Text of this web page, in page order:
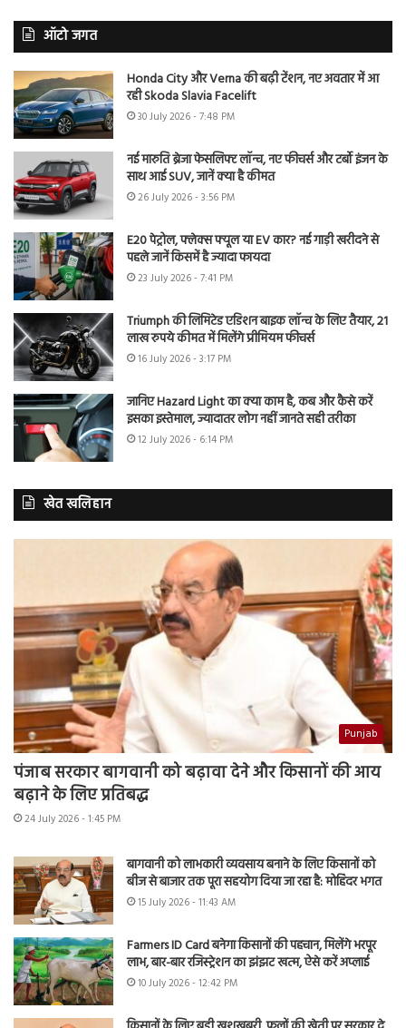
ऑटो जगत
Honda City और Verna की बढ़ी टेंशन, नए अवतार में आ
रही Skoda Slavia Facelift
30 July 2026 - 7:48 PM
नई मारुति ब्रेजा फेसलिफ्ट लॉन्च, नए फीचर्स और टर्बो इंजन के
साथ आई SUV, जानें क्या है कीमत
26 July 2026 - 3:56 PM
E20 पेट्रोल, फ्लेक्स फ्यूल या EV कार? नई गाड़ी खरीदने से
पहले जानें किसमें है ज्यादा फायदा
23 July 2026 - 7:41 PM
Triumph की लिमिटेड एडिशन बाइक लॉन्च के लिए तैयार, 21
लाख रुपये कीमत में मिलेंगे प्रीमियम फीचर्स
16 July 2026 - 3:17 PM
जानिए Hazard Light का क्या काम है, कब और कैसे करें
इसका इस्तेमाल, ज्यादातर लोग नहीं जानते सही तरीका
12 July 2026 - 6:14 PM
खेत खलिहान
Punjab
पंजाब सरकार बागवानी को बढ़ावा देने और किसानों की आय
बढ़ाने के लिए प्रतिबद्ध
24 July 2026 - 1:45 PM
बागवानी को लाभकारी व्यवसाय बनाने के लिए किसानों को
बीज से बाजार तक पूरा सहयोग दिया जा रहा है: मोहिंदर भगत
15 July 2026 - 11:43 AM
Farmers ID Card बनेगा किसानों की पहचान, मिलेंगे भरपूर
लाभ, बार-बार रजिस्ट्रेशन का झंझट खत्म, ऐसे करें अप्लाई
10 July 2026 - 12:42 PM